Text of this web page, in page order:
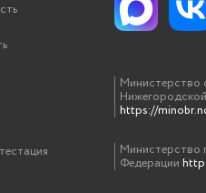
Министерство
https://
Министерство
Федерации